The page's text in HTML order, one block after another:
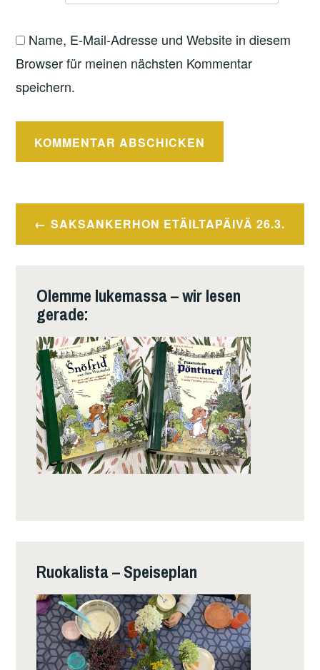
Name, E-Mail-Adresse und Website in diesem
Browser für meinen nächsten Kommentar
speichern.
Beitragsnavigation
SAKSANKERHON ETÄILTAPÄIVÄ 26.3.
Olemme lukemassa – wir lesen
gerade:
Ruokalista – Speiseplan